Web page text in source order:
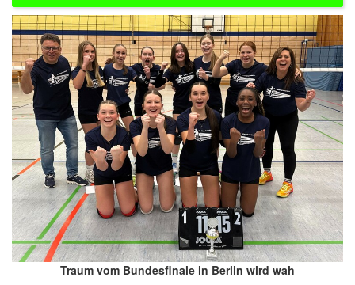
Traum vom Bundesfinale in Berlin wird wah